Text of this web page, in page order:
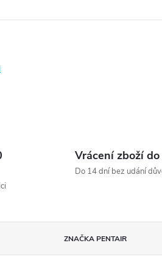
Vrácení zboží
Do 14 dní bez udání
ZNAČKAPENTAIR